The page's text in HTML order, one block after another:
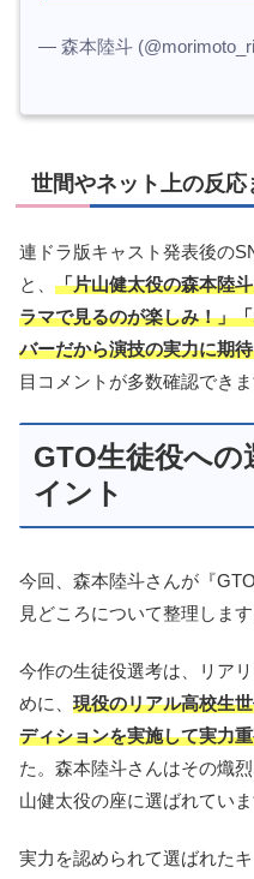
— 森本陸斗
世間やネット上の反応
連ドラ版キャスト発表後の
と、 「片山健太役の森本陸
ラマで見るのが楽しみ！」
バーだから演技の実力に期
目コメントが多数確認できま
GTO生徒役への
イント
今回、森本陸斗さんが『
見どころについて整理します
今作の生徒役選考は、リア
めに、 現役のリアル高校生
ディションを実施して実力
た。森本陸斗さんはその熾
山健太役の座に選ばれていま
実力を認められて選ばれた